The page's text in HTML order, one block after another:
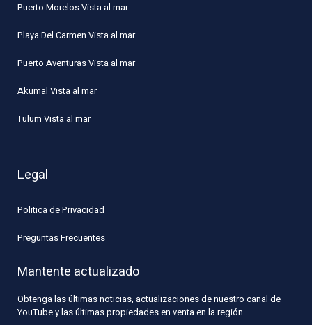
Puerto Morelos Vista al mar
Playa Del Carmen Vista al mar
Puerto Aventuras Vista al mar
Akumal Vista al mar
Tulum Vista al mar
Legal
Politica de Privacidad
Preguntas Frecuentes
Mantente actualizado
Obtenga las últimas noticias, actualizaciones de nuestro canal de
YouTube y las últimas propiedades en venta en la región.